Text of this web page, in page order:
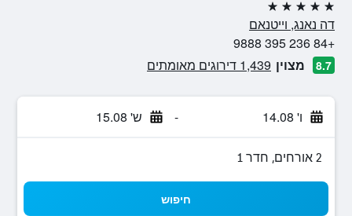
5 כוכבים
דה נאנג, וייטנאם
+84 236 395 9888
8.7 מצוין 1,439 דירוגים מאומתים
ו' 14.08 - ש' 15.08
2 אורחים, חדר 1
חיפוש